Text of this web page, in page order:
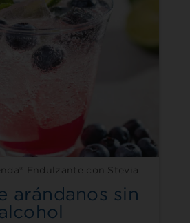
Endulzante con Stevia
arándanos sin